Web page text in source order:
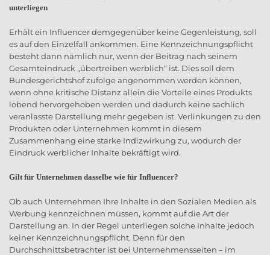
unterliegen
Erhält ein Influencer demgegenüber keine Gegenleistung, soll
es auf den Einzelfall ankommen. Eine Kennzeichnungspflicht
besteht dann nämlich nur, wenn der Beitrag nach seinem
Gesamteindruck „übertreiben werblich“ ist. Dies soll dem
Bundesgerichtshof zufolge angenommen werden können,
wenn ohne kritische Distanz allein die Vorteile eines Produkts
lobend hervorgehoben werden und dadurch keine sachlich
veranlasste Darstellung mehr gegeben ist. Verlinkungen zu den
Produkten oder Unternehmen kommt in diesem
Zusammenhang eine starke Indizwirkung zu, wodurch der
Eindruck werblicher Inhalte bekräftigt wird.
Gilt für Unternehmen dasselbe wie für Influencer?
Ob auch Unternehmen Ihre Inhalte in den Sozialen Medien als
Werbung kennzeichnen müssen, kommt auf die Art der
Darstellung an. In der Regel unterliegen solche Inhalte jedoch
keiner Kennzeichnungspflicht. Denn für den
Durchschnittsbetrachter ist bei Unternehmensseiten – im